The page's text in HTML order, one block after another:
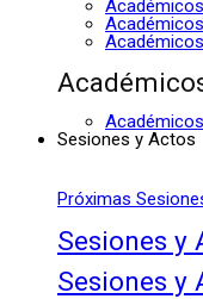
Sesiones y Actos
Próximas
Sesiones y
Sesiones y